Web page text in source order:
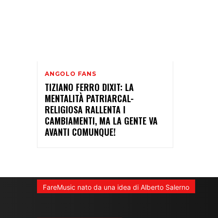
ANGOLO FANS
TIZIANO FERRO DIXIT: LA
MENTALITÀ PATRIARCAL-
RELIGIOSA RALLENTA I
CAMBIAMENTI, MA LA GENTE VA
AVANTI COMUNQUE!
FareMusic nato da una idea di Alberto Salerno